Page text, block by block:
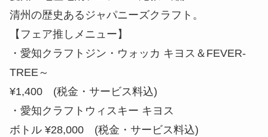
清州の歴史あるジャパニーズクラフト。
【フェア推しメニュー】
・愛知クラフトジン・ウォッカ キヨス＆FEVER-
TREE～
¥1,400 (税金・サービス料込)
・愛知クラフトウィスキー キヨス
ボトル ¥28,000 (税金・サービス料込)